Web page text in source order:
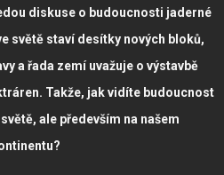
diskuse o budoucnosti jaderné
světě staví desítky nových bloků,
a řada zemí uvažuje o výstavbě
Takže, jak vidíte budoucnost
ale především na našem